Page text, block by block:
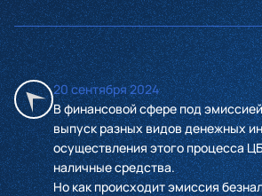
20 сентября 2024
В финансовой сфере под
выпуск разных видов денежных
осуществления этого процесса
наличные средства.
Но как происходит эмиссия